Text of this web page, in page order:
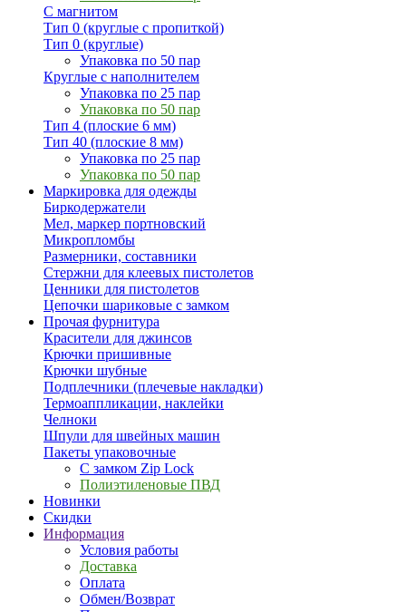
С магнитом
Тип 0 (круглые с пропиткой)
Тип 0 (круглые)
Упаковка по 50 пар
Круглые с наполнителем
Упаковка по 25 пар
Упаковка по 50 пар
Тип 4 (плоские 6 мм)
Тип 40 (плоские 8 мм)
Упаковка по 25 пар
Упаковка по 50 пар
Маркировка для одежды
Биркодержатели
Мел, маркер портновский
Микропломбы
Размерники, составники
Стержни для клеевых пистолетов
Ценники для пистолетов
Цепочки шариковые с замком
Прочая фурнитура
Красители для джинсов
Крючки пришивные
Крючки шубные
Подплечники (плечевые накладки)
Термоаппликации, наклейки
Челноки
Шпули для швейных машин
Пакеты упаковочные
С замком Zip Lock
Полиэтиленовые ПВД
Новинки
Скидки
Информация
Условия работы
Доставка
Оплата
Обмен/Возврат